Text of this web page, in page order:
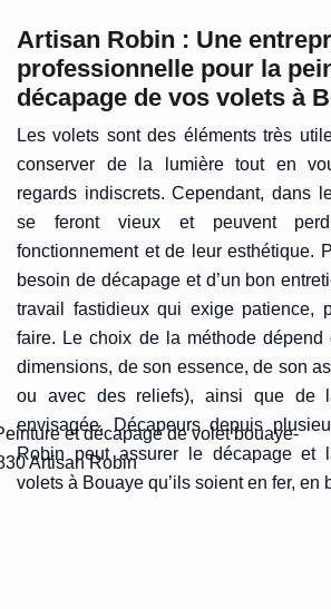
Artisan Robin : Une
professionnelle pour la
décapage de vos volets à
Les volets sont des éléments très
conserver de la lumière tout en
regards indiscrets. Cependant, dans
se feront vieux et peuvent
fonctionnement et de leur esthétique.
besoin de décapage et d’un bon
travail fastidieux qui exige patience,
faire. Le choix de la méthode dépend
dimensions, de son essence, de son
ou avec des reliefs), ainsi que de
envisagée. Décapeurs depuis
Robin peut assurer le décapage et
volets à Bouaye qu’ils soient en fer, en